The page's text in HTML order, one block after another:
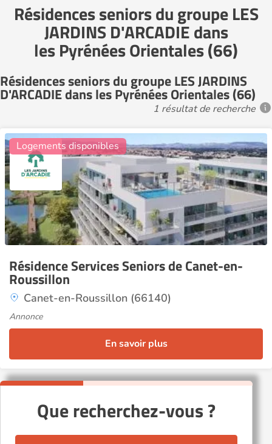
Résidences seniors du groupe LES
JARDINS D'ARCADIE dans
les Pyrénées Orientales (66)
Résidences seniors du groupe LES JARDINS
D'ARCADIE dans les Pyrénées Orientales (66)
1 résultat de recherche
Résidence Services Seniors de Canet-en-
Roussillon
Canet-en-Roussillon (66140)
Logements disponibles
Annonce
En savoir plus
Que recherchez-vous ?